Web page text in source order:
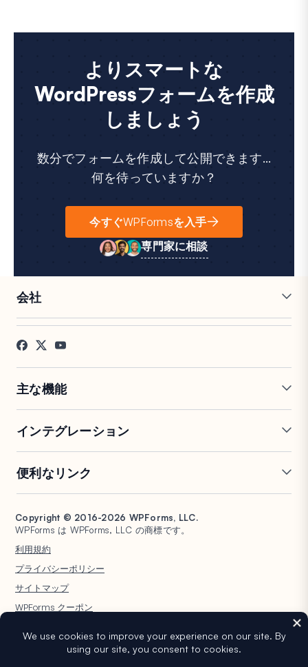
よりスマートな
WordPressフォームを作成
しましょう
数分でフォームを作成して公開できます...
何を待っていますか？
今すぐWPFormsを入手
専門家に相談
会社
採用情報
お客様の声
プレス
アフィリエイト
主な機能
条件付きロジック
会話型フォーム
フォームランディングページ
エントリー管理
フォーム放棄
フォーム通知
ファイルアップロード
計算フォーム
ジオロケーションフォーム
PDF生成
署名フォーム
スパム保護
アンケートと投票
インテグレーション
Google Sheets
Salesforce
HubSpot
Google ドライブ
Stripe
PayPal
Square
便利なリンク
ドキュメント
プランと料金
WordPress ホスティング
WPBeginner
WPConsent
Universally
Copyright © 2016-2026 WPForms, LLC.
WPForms は WPForms, LLC の商標です。
利用規約
プライバシーポリシー
サイトマップ
WPForms クーポン